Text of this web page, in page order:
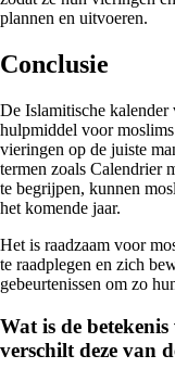
plannen en uitvoeren.
Conclusie
De Islamitische
hulpmiddel voor
vieringen op de juiste
termen zoals Calendrier
te begrijpen, kunnen
het komende jaar.
Het is raadzaam voor
te raadplegen en zich
gebeurtenissen om zo
Wat is de
verschilt deze van